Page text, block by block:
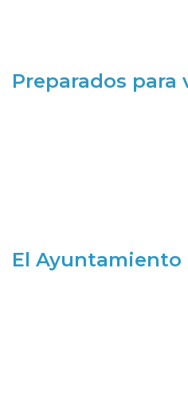
Preparados para
El Ayuntamiento